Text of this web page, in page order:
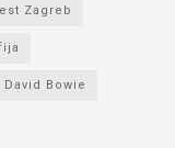
Zagreb
David Bowie